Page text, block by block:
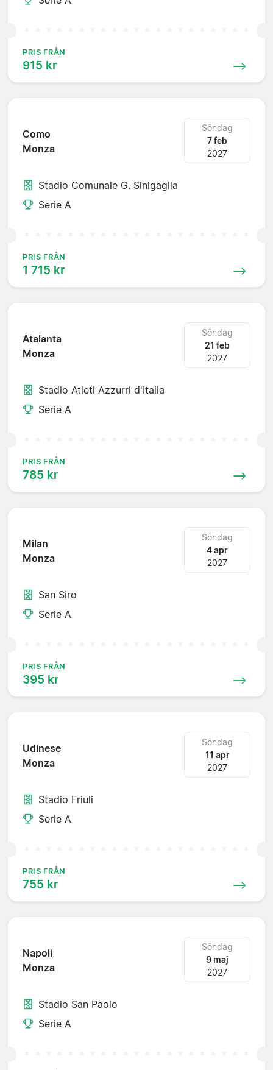
PRIS FRÅN
915 kr
Como
Monza
Söndag
7 feb
2027
Stadio Comunale G. Sinigaglia
Serie A
PRIS FRÅN
1 715 kr
Atalanta
Monza
Söndag
21 feb
2027
Stadio Atleti Azzurri d'Italia
Serie A
PRIS FRÅN
785 kr
Milan
Monza
Söndag
4 apr
2027
San Siro
Serie A
PRIS FRÅN
395 kr
Udinese
Monza
Söndag
11 apr
2027
Stadio Friuli
Serie A
PRIS FRÅN
755 kr
Napoli
Monza
Söndag
9 maj
2027
Stadio San Paolo
Serie A